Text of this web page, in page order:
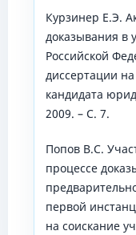
Курзинер Е.Э.
доказывания в
Российской
диссертации
кандидата
2009. – С. 7.
Попов В.С.
процессе
первой
на соискание